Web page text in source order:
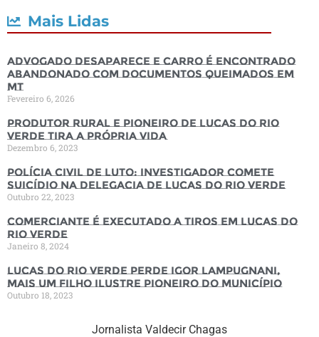
Mais Lidas
Advogado desaparece e carro é encontrado
abandonado com documentos queimados em
MT
Fevereiro 6, 2026
Produtor rural e pioneiro de Lucas do Rio
Verde tira a própria vida
Dezembro 6, 2023
Polícia Civil de luto: Investigador comete
suicídio na Delegacia de Lucas do Rio Verde
Outubro 22, 2023
Comerciante é executado a tiros em Lucas do
Rio Verde
Janeiro 8, 2024
Lucas do Rio Verde perde Igor Lampugnani,
mais um filho ilustre pioneiro do município
Outubro 18, 2023
Jornalista Valdecir Chagas